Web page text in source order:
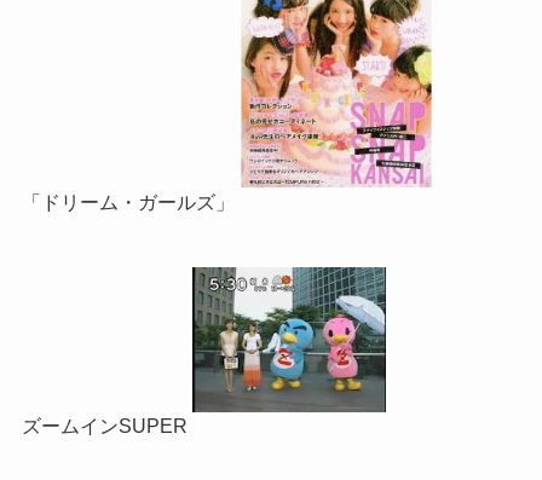
「ドリーム・ガールズ」
ズームインSUPER